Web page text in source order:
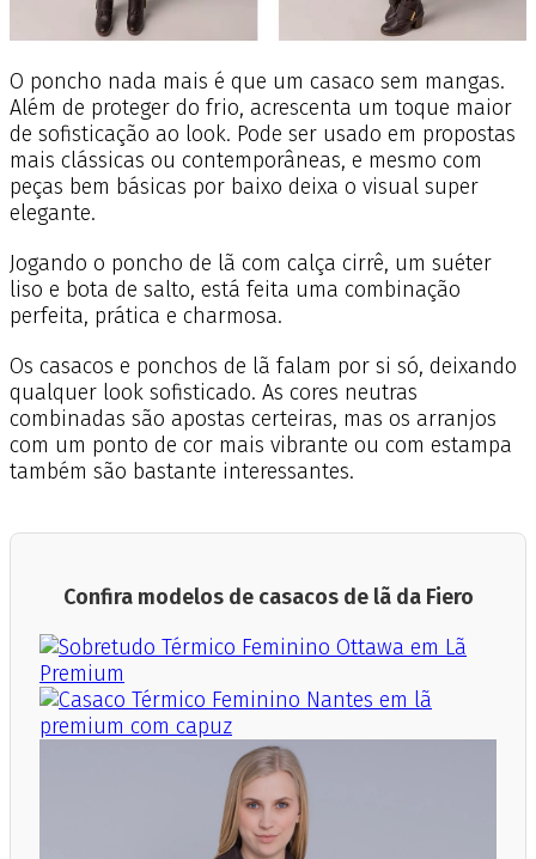
O poncho nada mais é que um casaco sem mangas.
Além de proteger do frio, acrescenta um toque maior
de sofisticação ao look. Pode ser usado em propostas
mais clássicas ou contemporâneas, e mesmo com
peças bem básicas por baixo deixa o visual super
elegante.
Jogando o poncho de lã com calça cirrê, um suéter
liso e bota de salto, está feita uma combinação
perfeita, prática e charmosa.
Os casacos e ponchos de lã falam por si só, deixando
qualquer look sofisticado. As cores neutras
combinadas são apostas certeiras, mas os arranjos
com um ponto de cor mais vibrante ou com estampa
também são bastante interessantes.
Confira modelos de casacos de lã da Fiero